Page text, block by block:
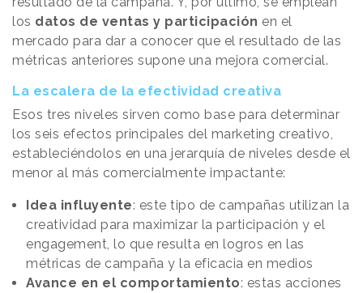
los datos de ventas y participación en el
mercado para dar a conocer que el resultado de las
métricas anteriores supone una mejora comercial.
La escalera de la efectividad creativa
Esos tres niveles sirven como base para determinar
los seis efectos principales del marketing creativo,
estableciéndolos en una jerarquía de niveles desde el
menor al más comercialmente impactante:
Idea influyente: este tipo de campañas utilizan la
creatividad para maximizar la participación y el
engagement, lo que resulta en logros en las
métricas de campaña y la eficacia en medios
Avance en el comportamiento: estas acciones